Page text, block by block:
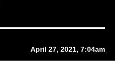
April 27, 2021, 7:04am